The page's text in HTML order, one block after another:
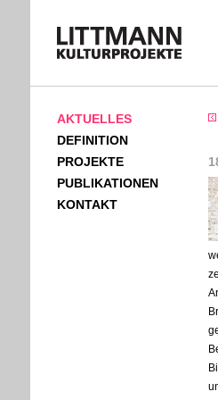
AKTUELLES
DEFINITION
PROJEKTE
PUBLIKATIONEN
KONTAKT